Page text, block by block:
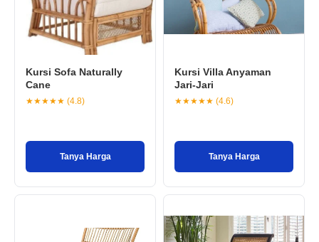
Kursi Sofa Naturally
Cane
★★★★★ (4.8)
Tanya Harga
Kursi Villa Anyaman
Jari-Jari
★★★★★ (4.6)
Tanya Harga